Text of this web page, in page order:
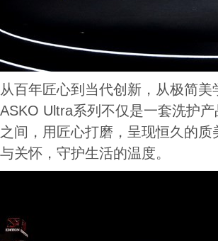
从百年匠心到当代创新，从极简
ASKO Ultra系列不仅是一套洗护
之间，用匠心打磨，呈现恒久的
与关怀，守护生活的温度。